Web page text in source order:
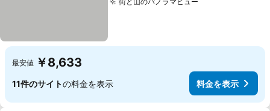
最安値 ￥8,633
11件のサイトの料金を表示 料金を表示